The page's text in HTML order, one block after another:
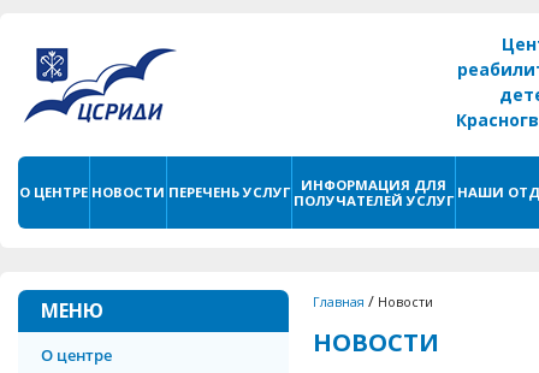
О ЦЕНТРЕ НОВОСТИ ПЕРЕЧЕНЬ УСЛУГ
ИНФОРМАЦИЯ ДЛЯ
ПОЛУЧАТЕЛЕЙ УСЛУГ НАШИ
МЕНЮ
О центре
Главная / Новости
НОВОСТИ